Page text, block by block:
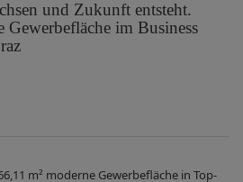
und Zukunft entsteht.
Gewerbefläche im Business